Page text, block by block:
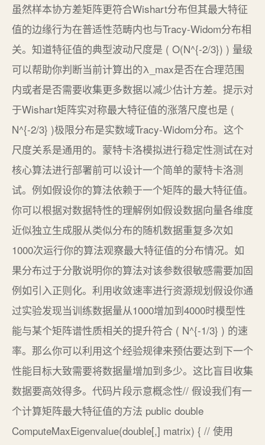
虽然样本协方差矩阵更符合Wishart分布但其最大特征
值的边缘行为在普适性范畴内也与Tracy-Widom分布相
关。知道特征值的典型波动尺度是 ( O(N^{-2/3}) ) 量级
可以帮助你判断当前计算出的λ_max是否在合理范围
内或者是否需要收集更多数据以减少估计方差。提示对
于Wishart矩阵实对称最大特征值的涨落尺度也是 (
N^{-2/3} )极限分布是实数域Tracy-Widom分布。这个
尺度关系是通用的。蒙特卡洛模拟进行稳定性测试在对
核心算法进行部署前可以设计一个简单的蒙特卡洛测
试。例如假设你的算法依赖于一个矩阵的最大特征值。
你可以根据对数据特性的理解例如假设数据向量各维度
近似独立生成服从类似分布的随机数据重复多次如
1000次运行你的算法观察最大特征值的分布情况。如
果分布过于分散说明你的算法对该参数很敏感需要加固
例如引入正则化。利用收敛速率进行资源规划假设你通
过实验发现当训练数据量从1000增加到4000时模型性
能与某个矩阵谱性质相关的提升符合 ( N^{-1/3} ) 的速
率。那么你可以利用这个经验规律来预估要达到下一个
性能目标大致需要将数据量增加到多少。这比盲目收集
数据要高效得多。代码片段示意概念性// 假设我们有一
个计算矩阵最大特征值的方法 public double
ComputeMaxEigenvalue(double[,] matrix) { // 使用